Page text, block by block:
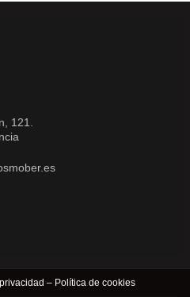
121.
– Política de cookies